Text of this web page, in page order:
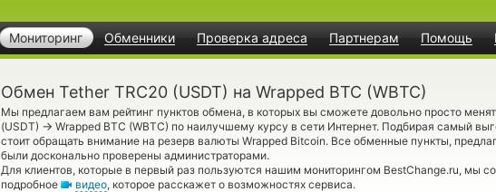
Мониторинг Обменники Проверка адреса Партнерам Помощь
Обмен Tether TRC20 (USDT) на Wrapped BTC (WBTC)
Мы предлагаем вам рейтинг пунктов обмена, в которых вы сможете довольно просто
(USDT) → Wrapped BTC (WBTC) по наилучшему курсу в сети Интернет. Подбирая самый
стоит обращать внимание на резерв валюты Wrapped Bitcoin. Все обменные пункты,
были досконально проверены администраторами.
Для клиентов, которые в первый раз пользуются нашим мониторингом BestChange.ru, мы
подробное
видео, которое расскажет о возможностях сервиса.